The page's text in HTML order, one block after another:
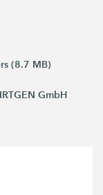
(8.7 MB)
GmbH